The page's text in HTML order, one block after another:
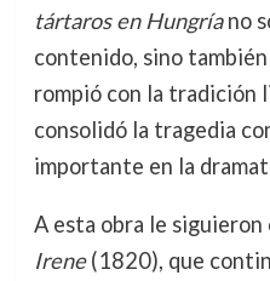
tártaros en Hungríano
contenido, sino
rompió con la tradición
consolidó la tragedia
importante en la
A esta obra le
Irene(1820), que